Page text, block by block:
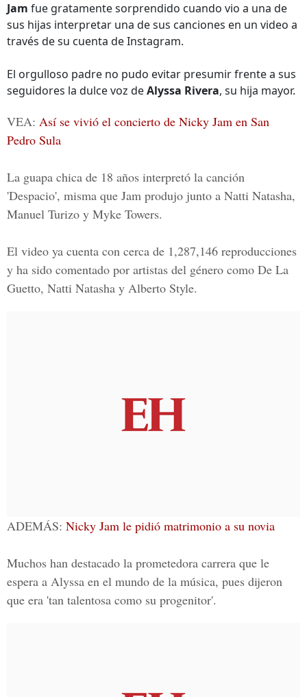
Jam fue gratamente sorprendido cuando vio a una de
sus hijas interpretar una de sus canciones en un video a
través de su cuenta de Instagram.
El orgulloso padre no pudo evitar presumir frente a sus
seguidores la dulce voz deAlyssa Rivera, su hija mayor.
VEA: Así se vivió el concierto de Nicky Jam en San
Pedro Sula
La guapa chica de 18 años interpretó la canción
'Despacio', misma que Jam produjo junto a Natti Natasha,
Manuel Turizo y Myke Towers.
El video ya cuenta con cerca de 1,287,146 reproducciones
y ha sido comentado por artistas del género como De La
Guetto, Natti Natasha y Alberto Style.
ADEMÁS: Nicky Jam le pidió matrimonio a su novia
Muchos han destacado la prometedora carrera que le
espera a Alyssa en el mundo de la música, pues dijeron
que era 'tan talentosa como su progenitor'.